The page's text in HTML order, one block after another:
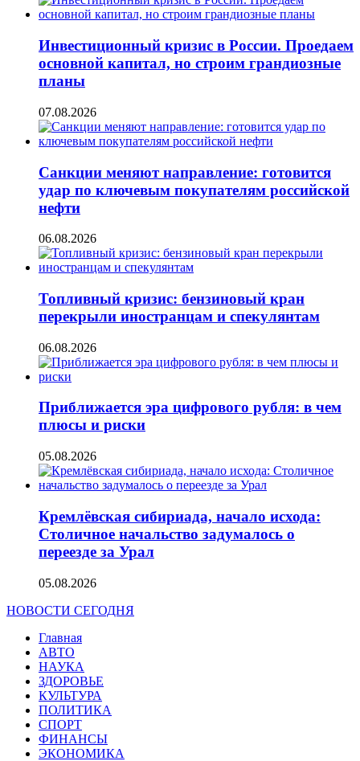
Инвестиционный кризис в России. Проедаем
основной капитал, но строим грандиозные
планы
07.08.2026
Санкции меняют направление: готовится
удар по ключевым покупателям российской
нефти
06.08.2026
Топливный кризис: бензиновый кран
перекрыли иностранцам и спекулянтам
06.08.2026
Приближается эра цифрового рубля: в чем
плюсы и риски
05.08.2026
Кремлёвская сибириада, начало исхода:
Столичное начальство задумалось о
переезде за Урал
05.08.2026
НОВОСТИ СЕГОДНЯ
Главная
АВТО
НАУКА
ЗДОРОВЬЕ
КУЛЬТУРА
ПОЛИТИКА
СПОРТ
ФИНАНСЫ
ЭКОНОМИКА